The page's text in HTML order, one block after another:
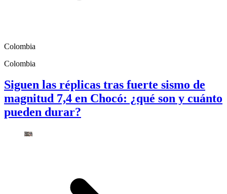
Colombia
Colombia
Siguen las réplicas tras fuerte sismo de
magnitud 7,4 en Chocó: ¿qué son y cuánto
pueden durar?